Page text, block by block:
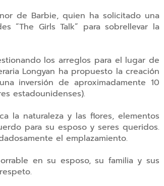
de Barbie, quien ha solicitado una
“The Girls Talk” para sobrellevar la
los arreglos para el lugar de
Longyan ha propuesto la creación
inversión de aproximadamente 10
estadounidenses).
la naturaleza y las flores, elementos
para su esposo y seres queridos.
el emplazamiento.
en su esposo, su familia y sus